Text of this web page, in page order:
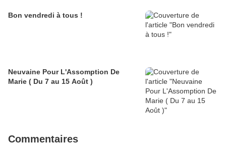
Bon vendredi à tous !
Neuvaine Pour L'Assomption De
Marie ( Du 7 au 15 Août )
Commentaires